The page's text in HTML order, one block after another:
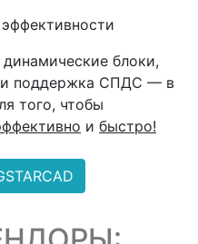
блоки,
и поддержка СПДС — в
того, чтобы
и быстро!